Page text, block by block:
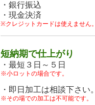
・銀行振込
・現金決済
※クレジットカードは使えません。
短納期で仕上がり
・最短３日～５日
※小ロットの場合です。
・即日加工は相談下さい。
※その場での加工は不可能です。